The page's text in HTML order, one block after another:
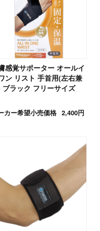
感覚サポーター オールイ
ン リスト 手首用(左右兼
ブラック フリーサイズ
カー希望小売価格 2,400円